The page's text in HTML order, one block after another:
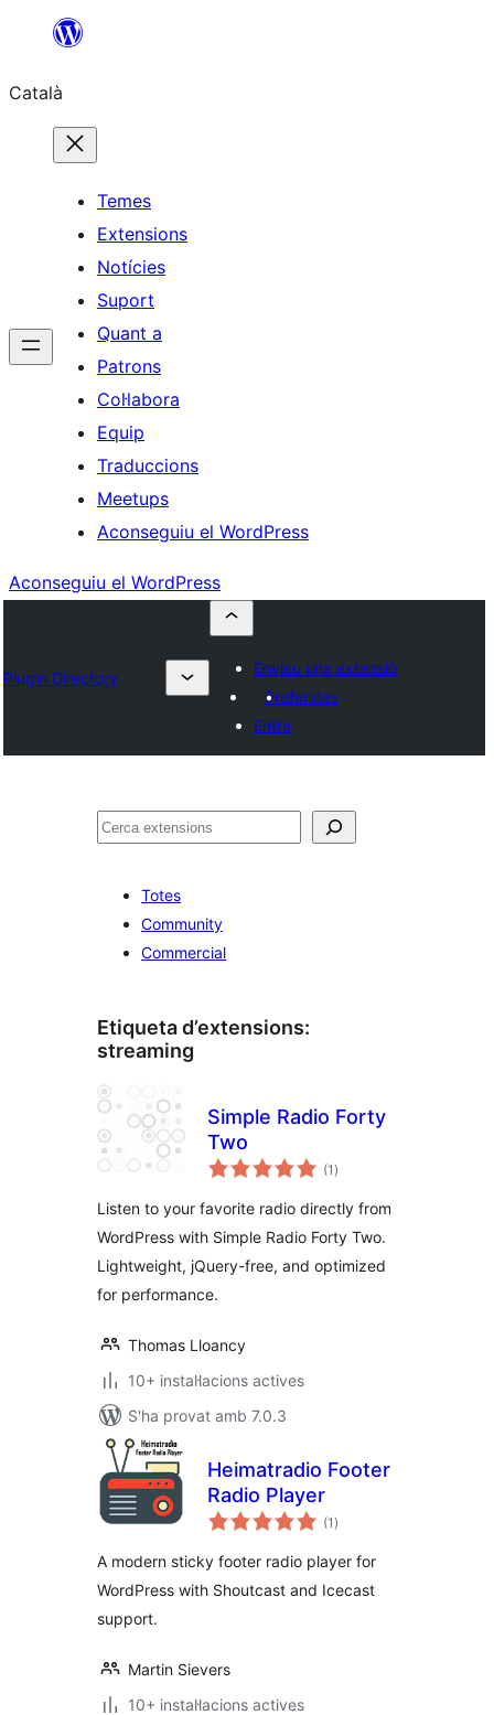
contingut
Català
Temes
Extensions
Notícies
Suport
Quant a
Patrons
Col·labora
Equip
Traduccions
Meetups
Aconseguiu el WordPress
Aconseguiu el WordPress
Plugin Directory
Envieu una extensió
Preferides
Entra
Cerca
Totes
Community
Commercial
Etiqueta d’extensions:
streaming
Simple Radio Forty
Two
(1 puntuacions
totals
)
Listen to your favorite radio directly from
WordPress with Simple Radio Forty Two.
Lightweight, jQuery-free, and optimized
for performance.
Thomas Lloancy
10+ instal·lacions actives
S'ha provat amb 7.0.3
Heimatradio Footer
Radio Player
(1 puntuacions
totals
)
A modern sticky footer radio player for
WordPress with Shoutcast and Icecast
support.
Martin Sievers
10+ instal·lacions actives